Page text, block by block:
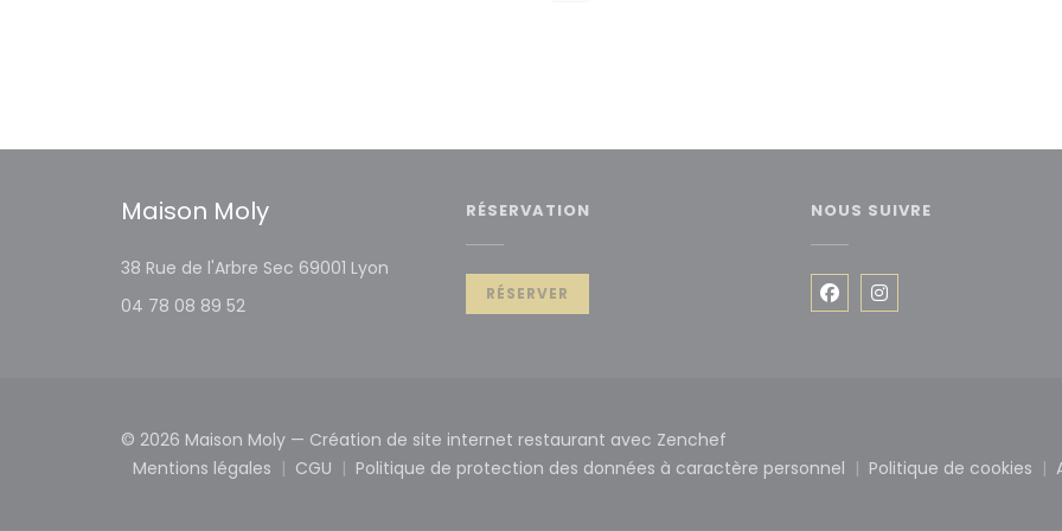
Maison Moly
38 Rue de l'Arbre Sec 69001 Lyon
04 78 08 89 52
RÉSERVATION
RÉSERVER
NOUS SUIVRE
Facebook ((ouvre une
Instagram ((ouvre
© 2026 Maison Moly — Création de site internet restaurant avec Zenchef
Mentions légales
((ouvre une nouvelle fenêtre))
CGU
((ouvre une nouvelle fenêtre))
Politique de protection des données à caractère personnel
((ouvre une nouvelle fenêtre))
Politique de cookies
((ouvre